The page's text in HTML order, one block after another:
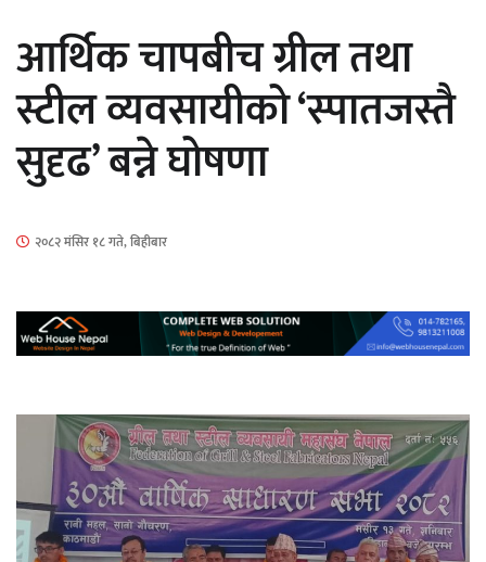
सार्वजनिक
माताकाे नाममा गलत गतिविधि गर्ने थापा प्रहरी
नेपालगञ्जमा पर्खाल भत्किँदा दुई मजदुरको मृत्यु
‘ईयुमा डट कम’ले बुधबारदेखि आफ्नो
औपचारिक सेवा सञ्चालनमा
आर्थिक चापबीच ग्रील तथा
स्टील व्यवसायीको ‘स्पातजस्तै
सुदृढ’ बन्ने घोषणा
२०८२ मंसिर १८ गते, बिहीबार